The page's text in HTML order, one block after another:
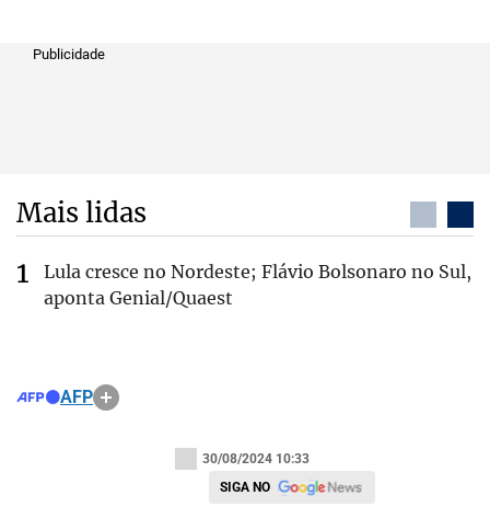
Publicidade
Mais lidas
Lula cresce no Nordeste; Flávio Bolsonaro no Sul,
aponta Genial/Quaest
AFP
30/08/2024 10:33
SIGA NO